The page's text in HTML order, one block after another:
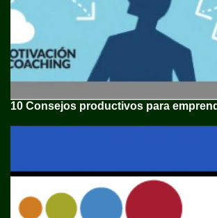
10 Consejos productivos para